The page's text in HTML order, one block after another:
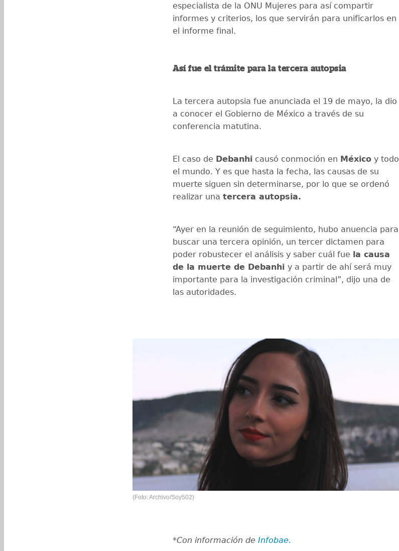
especialista de la ONU Mujeres para así compartir
informes y criterios, los que servirán para unificarlos en
el informe final.
Así fue el trámite para la tercera autopsia
La tercera autopsia fue anunciada el 19 de mayo, la dio
a conocer el Gobierno de México a través de su
conferencia matutina.
El caso de Debanhi causó conmoción en México y todo
el mundo. Y es que hasta la fecha, las causas de su
muerte siguen sin determinarse, por lo que se ordenó
realizar una tercera autopsia.
“Ayer en la reunión de seguimiento, hubo anuencia para
buscar una tercera opinión, un tercer dictamen para
poder robustecer el análisis y saber cuál fue la causa
de la muerte de Debanhi y a partir de ahí será muy
importante para la investigación criminal”, dijo una de
las autoridades.
(Foto: Archivo/Soy502)
*Con información de Infobae.